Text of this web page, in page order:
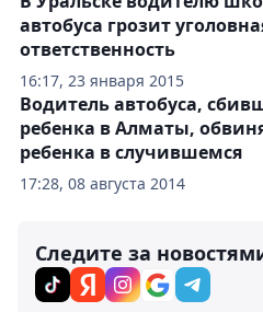
16:17, 23 января 2015
автобуса грозит
ответственность
17:28, 08 августа 2014
Водитель автобуса,
ребенка в Алматы,
ребенка в случившемся
Следите за